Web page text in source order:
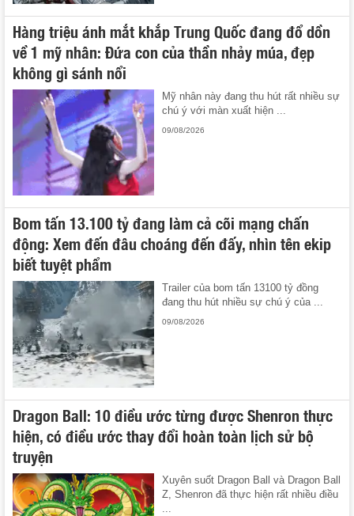
Hàng triệu ánh mắt khắp Trung Quốc đang đổ dồn
về 1 mỹ nhân: Đứa con của thần nhảy múa, đẹp
không gì sánh nổi
Mỹ nhân này đang thu hút rất nhiều sự
chú ý với màn xuất hiện ...
09/08/2026
Bom tấn 13.100 tỷ đang làm cả cõi mạng chấn
động: Xem đến đâu choáng đến đấy, nhìn tên ekip
biết tuyệt phẩm
Trailer của bom tấn 13100 tỷ đồng
đang thu hút nhiều sự chú ý của ...
09/08/2026
Dragon Ball: 10 điều ước từng được Shenron thực
hiện, có điều ước thay đổi hoàn toàn lịch sử bộ
truyện
Xuyên suốt Dragon Ball và Dragon Ball
Z, Shenron đã thực hiện rất nhiều điều